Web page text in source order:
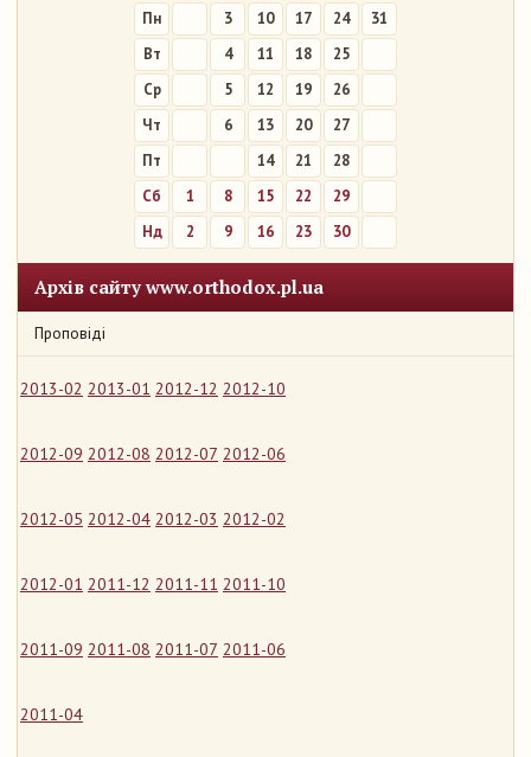
Пн 3 10 17 24
31
Вт
4 11 18
25
Ср
5 12 19
26
Чт
6 13 20
27
Пт
14 21
28
Сб
1 8 15 22
29
Нд
2 9 16 23 30
Архів сайту www.orthodox.pl.ua
Проповіді
2013-02 2013-01 2012-12 2012-10
2012-09 2012-08 2012-07 2012-06
2012-05 2012-04 2012-03 2012-02
2012-01 2011-12 2011-11 2011-10
2011-09 2011-08 2011-07 2011-06
2011-04